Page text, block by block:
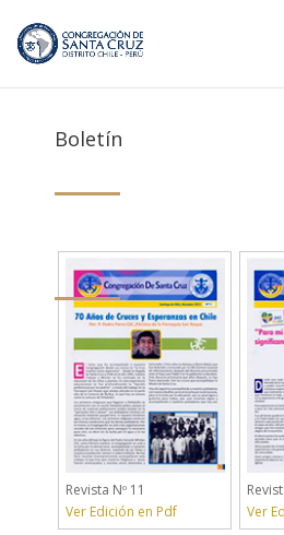
Boletín
Revista Nº 11
Ver Edición en Pdf
Ver